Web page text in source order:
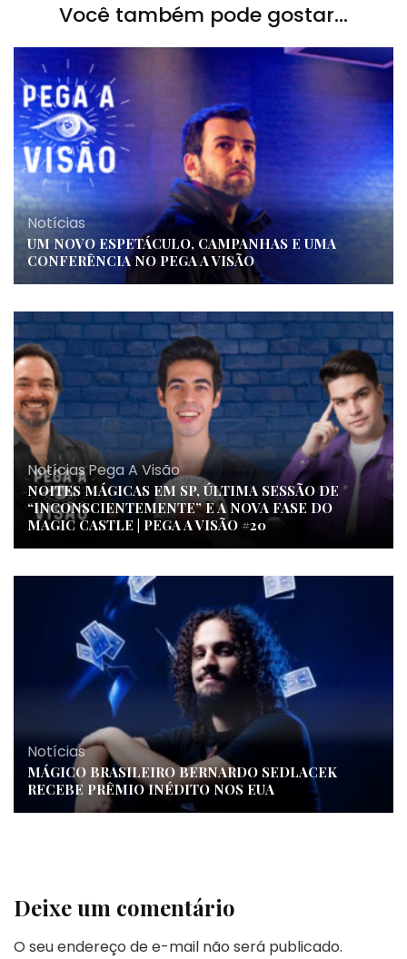
Você também pode gostar...
Notícias
UM NOVO ESPETÁCULO, CAMPANHAS E UMA
CONFERÊNCIA NO PEGA A VISÃO
Notícias,Pega A Visão
NOITES MÁGICAS EM SP, ÚLTIMA SESSÃO DE
“INCONSCIENTEMENTE” E A NOVA FASE DO
MAGIC CASTLE | PEGA A VISÃO #20
Notícias
MÁGICO BRASILEIRO BERNARDO SEDLACEK
RECEBE PRÊMIO INÉDITO NOS EUA
Deixe um comentário
O seu endereço de e-mail não será publicado.